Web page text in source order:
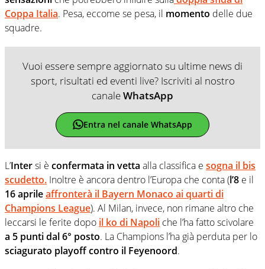
Coppa Italia. Pesa, eccome se pesa, il momento delle due
squadre.
Vuoi essere sempre aggiornato su ultime news di
sport, risultati ed eventi live? Iscriviti al nostro
canaleWhatsApp
Entra nel canale WhatsApp
L’Intersi è confermata in vetta alla classifica e sogna il bis
scudetto. Inoltre è ancora dentro l’Europa che conta (l’8 e il
16 aprileaffronterà il Bayern Monaco ai quarti di
Champions League). Al Milan, invece, non rimane altro che
leccarsi le ferite dopo il ko di Napoli che l’ha fatto scivolare
a 5 punti dal 6° posto. La Champions l’ha già perduta per lo
sciagurato playoff contro il Feyenoord.